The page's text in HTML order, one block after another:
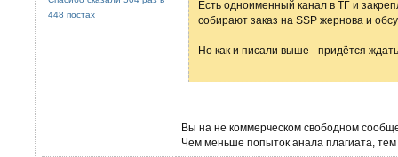
448 постах
Есть одноименный канал в ТГ и
собирают заказ на SSP жернова и
Но как и писали выше - придётся
Вы на не коммерческом свободном
Чем меньше попыток анала плагиата, тем